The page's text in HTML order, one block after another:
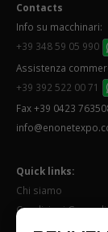
Contacts
Info su macchinari:
+39 348 59 05 990
Assistenza
+39 392 522 00 71
Fax +39 0423
Quick links:
Chi siamo
Condizioni Generali
Lavora con noi